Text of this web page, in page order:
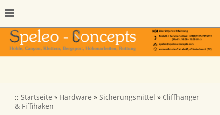
:: Startseite » Hardware » Sicherungsmittel » Cliffhanger
& Fiffihaken